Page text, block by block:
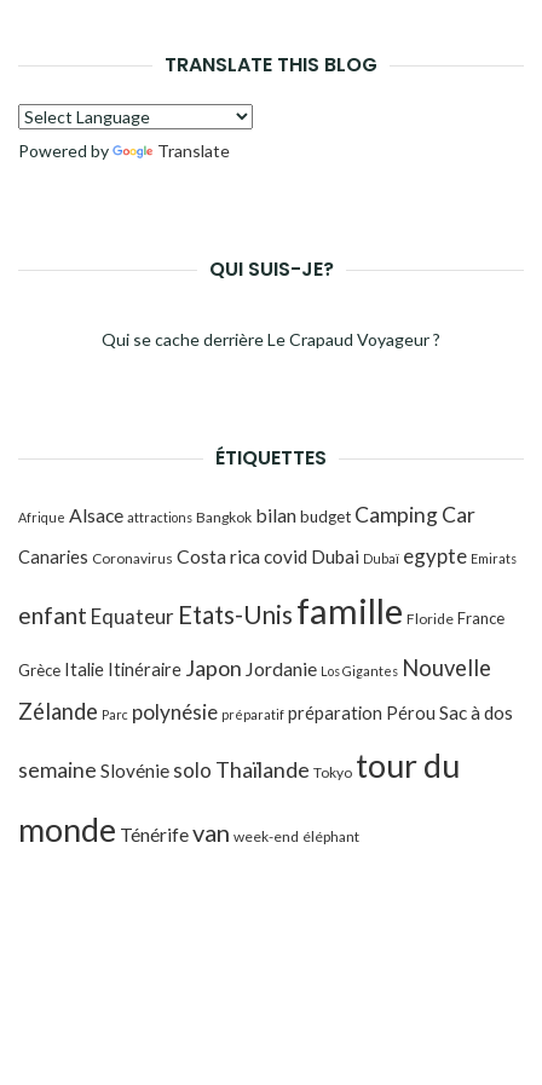
TRANSLATE THIS BLOG
Powered by Translate
QUI SUIS-JE?
Qui se cache derrière Le Crapaud Voyageur ?
ÉTIQUETTES
Afrique Alsace attractions Bangkok bilanbudget Camping Car
Canaries Coronavirus Costa ricacovid Dubai Dubaï egypte Emirats
enfant Equateur Etats-Unis famille Floride France
Grèce Italie Itinéraire Japon Jordanie Los Gigantes Nouvelle
Zélande Parc polynésie préparatif préparation Pérou Sac à dos
semaine Slovénie solo Thaïlande Tokyo tour du
monde Ténérifevan week-end éléphant